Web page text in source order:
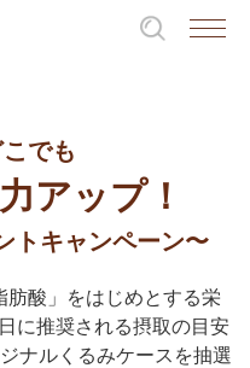
でも
アップ！
トキャンペーン〜
肪酸」をはじめとする栄
に推奨される摂取の目安
ナルくるみケースを抽選